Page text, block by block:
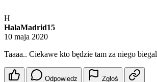
H
HalaMadrid15
10 maja 2020
Taaaa.. Ciekawe kto będzie tam za niego biegal
Odpowiedz Zgłoś